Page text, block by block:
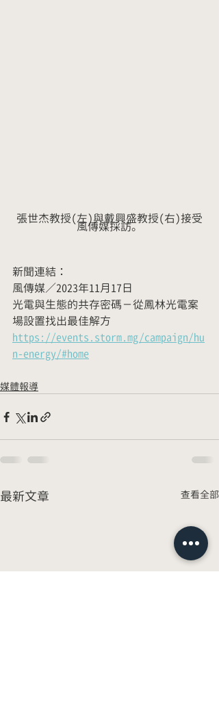
張世杰教授(左)與戴興盛教授(右)接受
風傳媒採訪。
新聞連結：
風傳媒／2023年11月17日
光電與生態的共存密碼－從鳳林光電案
場設置找出最佳解方
https://events.storm.mg/campaign/hu
n-energy/#home
媒體報導
最新文章 查看全部